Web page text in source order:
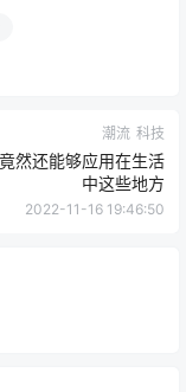
潮流 科技
然还能够应用在生活
中这些地方
2022-11-16 19:46:50